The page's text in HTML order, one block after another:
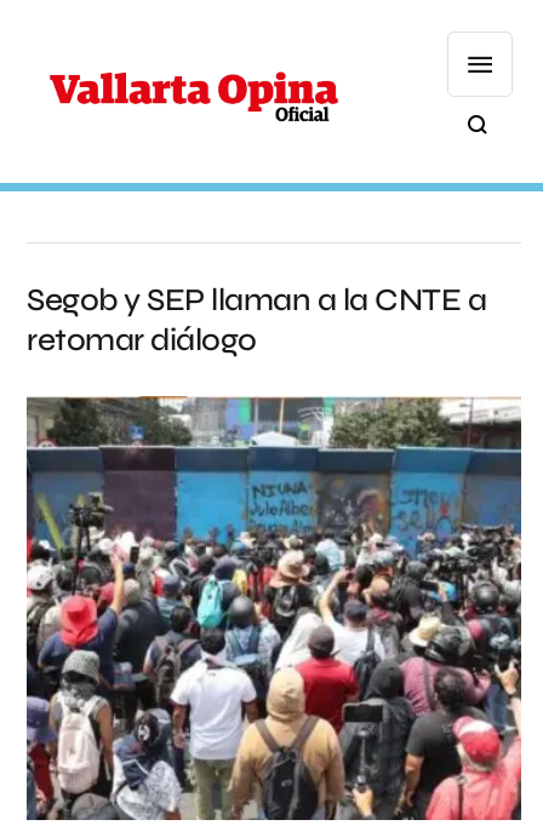
Segob y SEP llaman a la CNTE a
retomar diálogo